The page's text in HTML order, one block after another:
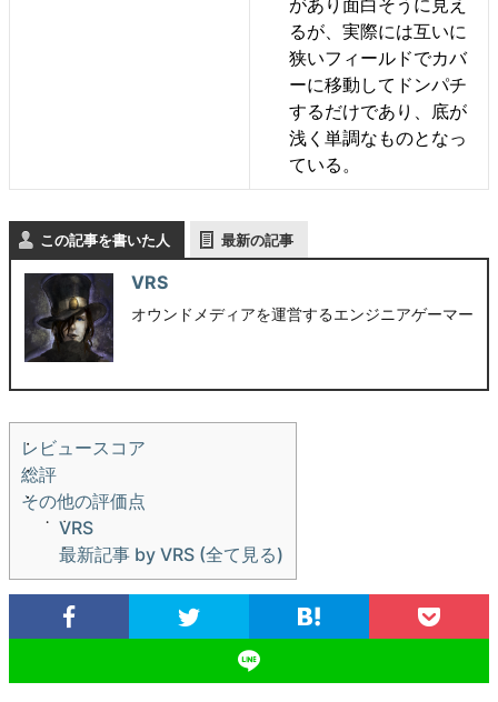
るが、実際には互いに
狭いフィールドでカバ
ーに移動してドンパチ
するだけであり、底が
浅く単調なものとなっ
ている。
この記事を書いた人 最新の記事
VRS
オウンドメディアを運営するエンジニアゲーマー
レビュースコア
総評
その他の評価点
VRS
最新記事 by VRS (全て見る)